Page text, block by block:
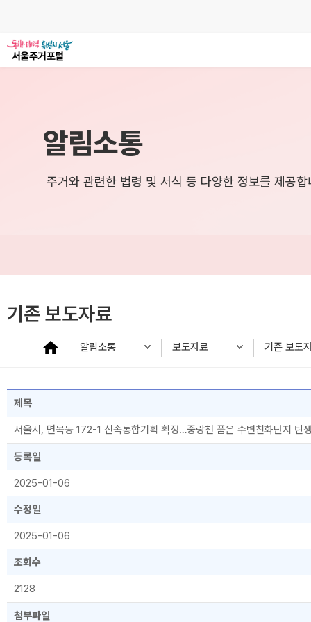
알림소통
주거와 관련한 법령 및 서식 등 다양한 정보를 제공합
기존 보도자료
알림소통 보도자료 기존 보도
제목
서울시, 면목동 172-1 신속통합기획 확정…중랑천 품은 수변친화단지 탄
등록일
2025-01-06
수정일
2025-01-06
조회수
2128
첨부파일